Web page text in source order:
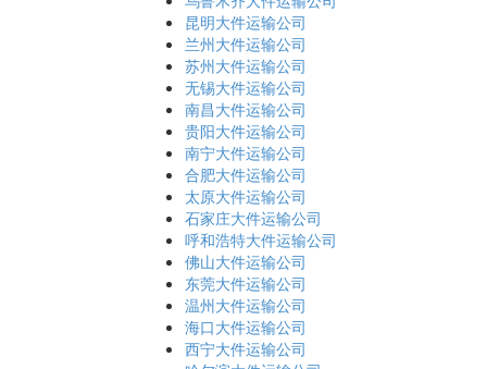
昆明大件运输公司
兰州大件运输公司
苏州大件运输公司
无锡大件运输公司
南昌大件运输公司
贵阳大件运输公司
南宁大件运输公司
合肥大件运输公司
太原大件运输公司
石家庄大件运输公司
呼和浩特大件运输公司
佛山大件运输公司
东莞大件运输公司
温州大件运输公司
海口大件运输公司
西宁大件运输公司